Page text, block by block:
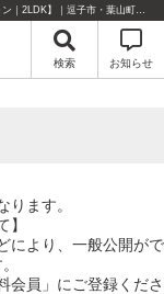
こちらは会員物件です【im-320338｜藤沢市湘南台5丁目｜中古マンション｜2LDK】｜逗子市・葉山町・湘南エリアの不動産のことならセンチュリー21リビングライフにお任せください！
検索 お知らせ
ります。
】
により、一般公開がで
会員」にご登録くださ